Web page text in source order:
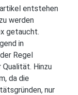
entstehen
werden
getaucht.
in
Regel
Qualität. Hinzu
da die
nur